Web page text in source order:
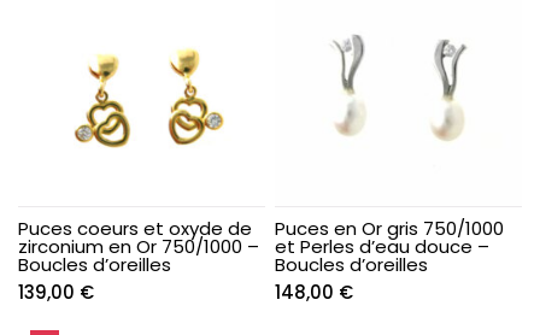
Puces coeurs et oxyde de
zirconium en Or 750/1000 –
Boucles d’oreilles
139,00 €
Puces en Or gris 750/1000
et Perles d’eau douce –
Boucles d’oreilles
148,00 €